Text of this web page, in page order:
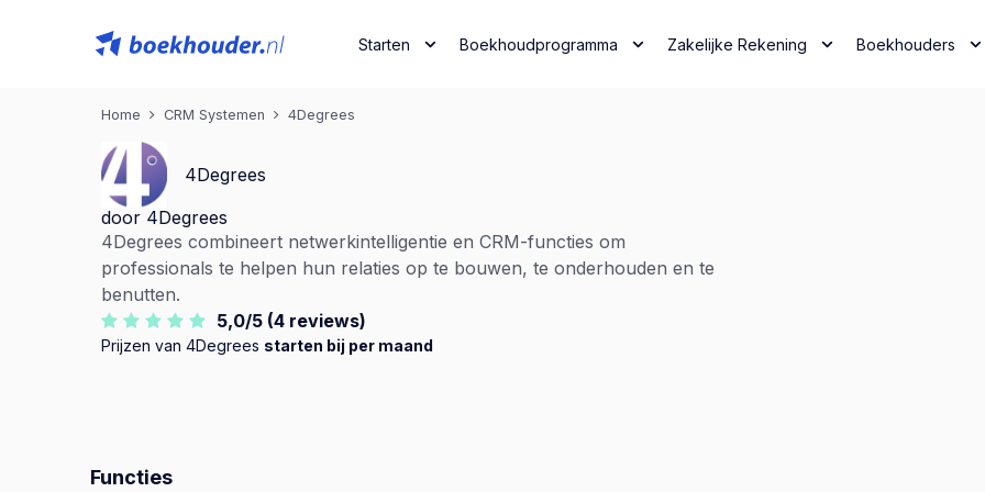
Starten Boekhoudprogramma Zakelijke Rekening Boekhouders
Home CRM Systemen 4Degrees
4Degrees
door 4Degrees
4Degrees combineert netwerkintelligentie en CRM-functies om
professionals te helpen hun relaties op te bouwen, te onderhouden en te
benutten.
5,0/5 (4 reviews)
Prijzen van 4Degrees starten bij per maand
Functies